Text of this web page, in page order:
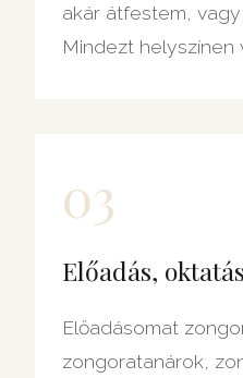
akár átfestem,
Mindezt helyszínen
03
Előadás, oktatás
Előadásomat
zongoratanárok,